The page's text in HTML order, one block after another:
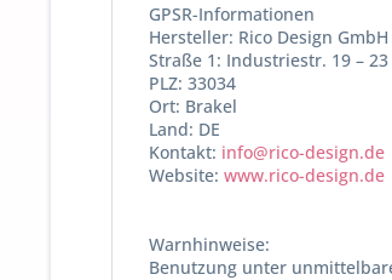
GPSR-Informationen
Hersteller: Rico Design GmbH
Straße 1: Industriestr. 19 – 23
PLZ: 33034
Ort: Brakel
Land: DE
Kontakt: info@rico-design.de
Website: www.rico-design.de
Warnhinweise:
Benutzung unter